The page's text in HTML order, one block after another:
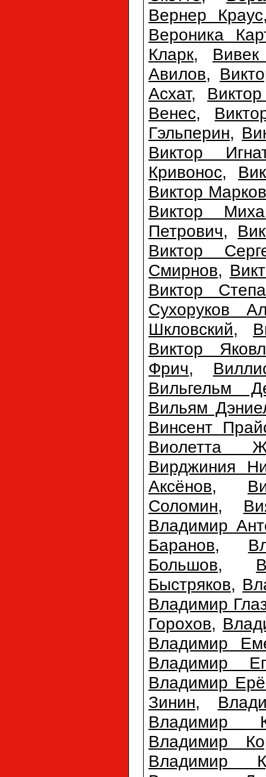
Вернер Краус
Вероника
Кларк,
Авилов,
Асхат,
Венес,
Гэльперин,
Виктор
Кривонос,
Виктор Марков
Виктор
Петрович,
Виктор
Смирнов,
Виктор
Сухоруков
Шкловский,
Виктор
Фрич,
Вильгельм
Вильям
Винсент
Виолетта
Вирджиния
Аксёнов,
Соломин,
Владимир
Баранов,
Большов,
Быстряков,
Владимир
Горохов,
Владимир
Владимир
Владимир
Зинин,
Владимир
Владимир
Владимир